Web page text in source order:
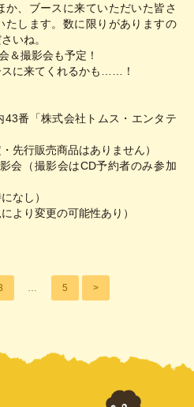
か、ブースに来ていただいた皆さ
たします。数に限りがありますの
いね。
＆撮影会も予定！
スに来てくれるかも……！
43番「株式会社トムス・エンタテ
先行販売商品はありません）
会（撮影会はCD予約者のみ参加
なし）
より変更の可能性あり）
5 >